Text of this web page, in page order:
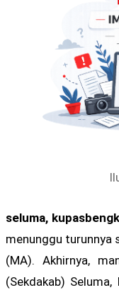
seluma,
menunggu turunnya
(MA). Akhirnya,
(Sekdakab)